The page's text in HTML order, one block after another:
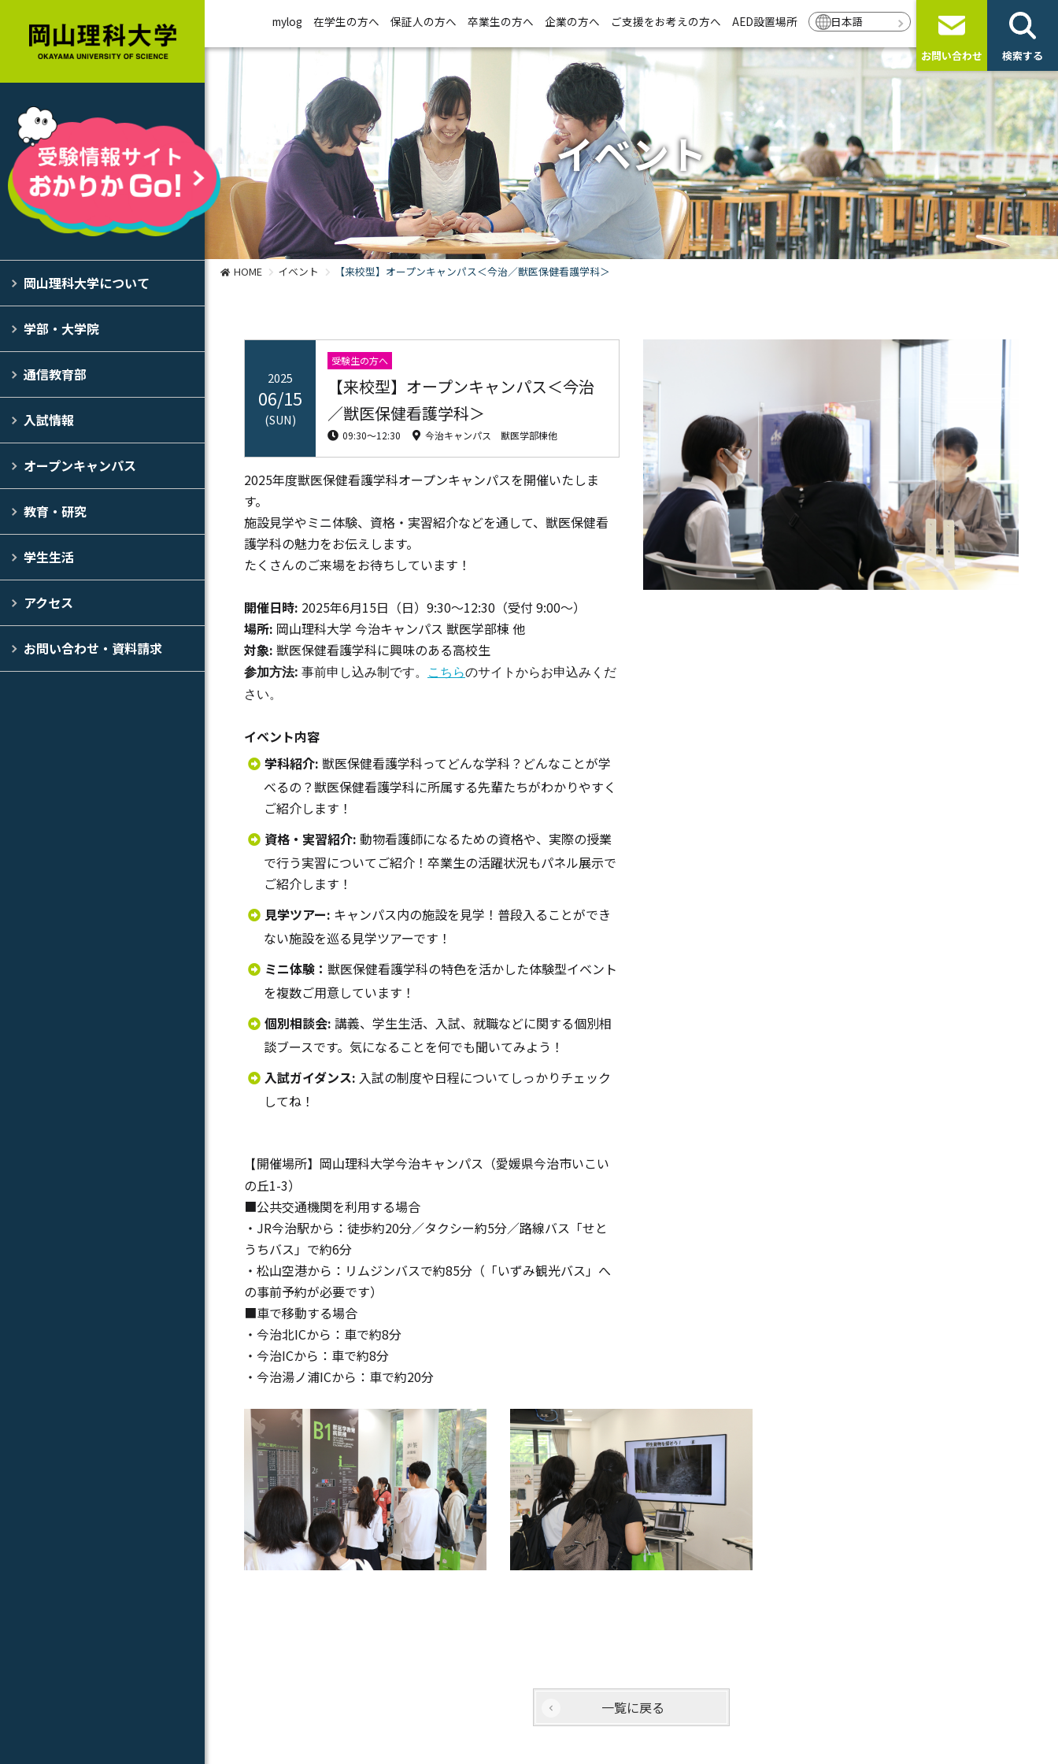
岡山理科大学について
学部・大学院
通信教育部
入試情報
オープンキャンパス
教育・研究
学生生活
アクセス
お問い合わせ・資料請求
mylog 在学生の方へ 保証人の方へ 卒業生の方へ 企業の方へ ご支援をお考えの方へ AED設置場所 日本語
お問い合わせ 検索する
イベント
HOME イベント 【来校型】オープンキャンパス＜今治／獣医保健看護学科＞
2025
06/15
(SUN)
受験生の方へ
【来校型】オープンキャンパス＜今治
／獣医保健看護学科＞
09:30〜12:30 今治キャンパス 獣医学部棟他
2025年度獣医保健看護学科オープンキャンパスを開催いたしま
す。
施設見学やミニ体験、資格・実習紹介などを通して、獣医保健看
護学科の魅力をお伝えします。
たくさんのご来場をお待ちしています！
開催日時: 2025年6月15日（日）9:30～12:30（受付 9:00～）
場所: 岡山理科大学 今治キャンパス 獣医学部棟 他
対象: 獣医保健看護学科に興味のある高校生
参加方法: 事前申し込み制です。 こちらのサイトからお申込みくだ
さい。
イベント内容
学科紹介: 獣医保健看護学科ってどんな学科？どんなことが学
べるの？獣医保健看護学科に所属する先輩たちがわかりやすく
ご紹介します！
資格・実習紹介: 動物看護師になるための資格や、実際の授業
で行う実習についてご紹介！卒業生の活躍状況もパネル展示で
ご紹介します！
見学ツアー: キャンパス内の施設を見学！普段入ることができ
ない施設を巡る見学ツアーです！
ミニ体験： 獣医保健看護学科の特色を活かした体験型イベント
を複数ご用意しています！
個別相談会: 講義、学生生活、入試、就職などに関する個別相
談ブースです。気になることを何でも聞いてみよう！
入試ガイダンス: 入試の制度や日程についてしっかりチェック
してね！
【開催場所】岡山理科大学今治キャンパス（愛媛県今治市いこい
の丘1-3）
■公共交通機関を利用する場合
・JR今治駅から：徒歩約20分／タクシー約5分／路線バス「せと
うちバス」で約6分
・松山空港から：リムジンバスで約85分（「いずみ観光バス」へ
の事前予約が必要です）
■車で移動する場合
・今治北ICから：車で約8分
・今治ICから：車で約8分
・今治湯ノ浦ICから：車で約20分
一覧に戻る